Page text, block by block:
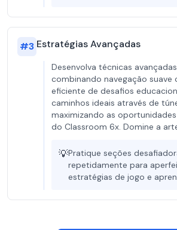
#3 Estratégias Avançadas
Desenvolva técnicas
combinando navegação suave
eficiente de desafios
caminhos ideais através de
maximizando as
do Classroom 6x. Domine a
💡Pratique seções
repetidamente para
estratégias de jogo e